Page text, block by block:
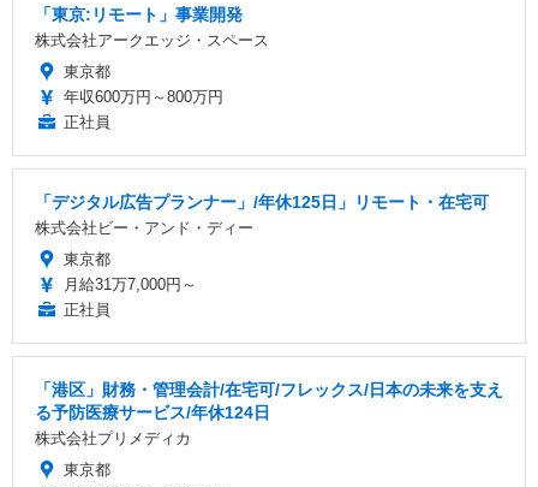
「東京:リモート」事業開発
株式会社アークエッジ・スペース
東京都
年収600万円～800万円
正社員
「デジタル広告プランナー」/年休125日」リモート・在宅可
株式会社ビー・アンド・ディー
東京都
月給31万7,000円～
正社員
「港区」財務・管理会計/在宅可/フレックス/日本の未来を支え
る予防医療サービス/年休124日
株式会社プリメディカ
東京都